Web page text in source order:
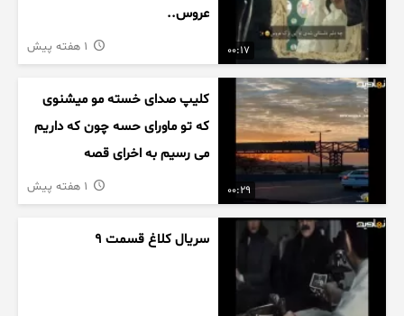
00:17
عروس..
00:29
کلیپ صدای خسته مو میشنوی
که تو ماورای حسه چون که داریم
می رسیم به اخرای قصه
سریال کلاغ قسمت 9